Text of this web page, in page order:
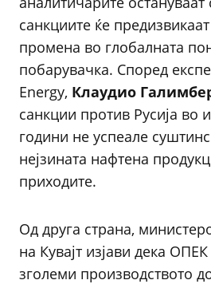
санкциите ќе
промена во глобалната
побарувачка. Според
Energy, Клаудио
санкции против Русија во
години не успеале
нејзината нафтена
приходите.
Од друга страна,
на Кувајт изјави дека
зголеми производството